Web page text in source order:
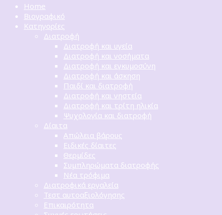
Home
Βιογραφικό
Κατηγορίες
Διατροφή
Διατροφή και υγεία
Διατροφή και νοσήματα
Διατροφή και εγκυμοσύνη
Διατροφή και άσκηση
Παιδί και διατροφή
Διατροφή και νηστεία
Διατροφή και τρίτη ηλικία
Ψυχολογία και διατροφή
Δίαιτα
Απώλεια βάρους
Ειδικές δίαιτες
Θερμίδες
Συμπληρώματα διατροφής
Νέα τρόφιμα
Διατροφικά εργαλεία
Τεστ αυτοαξιολόγησης
Επικαιρότητα